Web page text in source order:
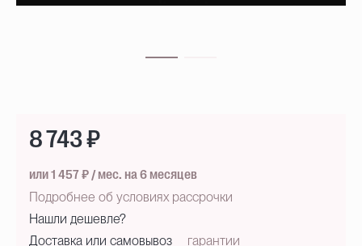
8 743 ₽
или 1 457 ₽ / мес. на 6 месяцев
Подробнее об условиях рассрочки
Нашли дешевле?
Доставка или самовывоз
гарантии